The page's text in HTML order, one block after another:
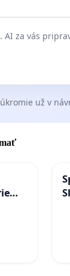
AI za vás
už v